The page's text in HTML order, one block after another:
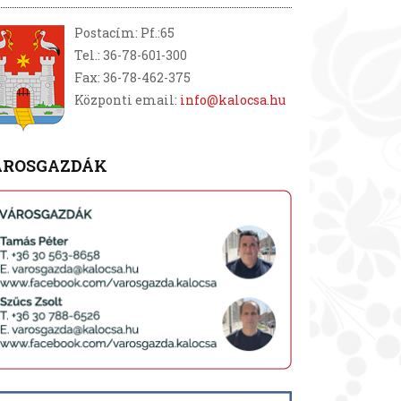
Postacím: Pf.:65
Tel.: 36-78-601-300
Fax: 36-78-462-375
Központi email: info@kalocsa.hu